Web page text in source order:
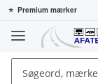
⭐ Premium mærker